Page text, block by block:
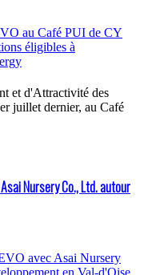
et d'Attractivité des
juillet dernier, au Café
Nursery Co., Ltd. autour